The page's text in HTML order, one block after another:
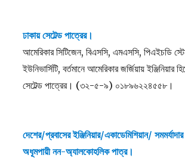
ঢাকায় সেটেল্ড পাত্রের।
আমেরিকার সিটিজেন, বিএসসি, এমএসসি, পিএইচডি
ইউনিভার্সিটি, বর্তমানে আমেরিকার জর্জিয়ায় ইঞ্জিনিয়ার
সেটেল্ড পাত্রের। (৩২-৫-৯) ০১৮৯৬২২৪৫৫৮।
দেশের/প্রবাসের ইঞ্জিনিয়ার/একাডেমিশিয়ান/
অধূমপায়ী নন-অ্যালকোহলিক পাত্র।